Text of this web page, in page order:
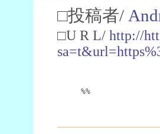
□投稿者/
□U R L/ http://
%%